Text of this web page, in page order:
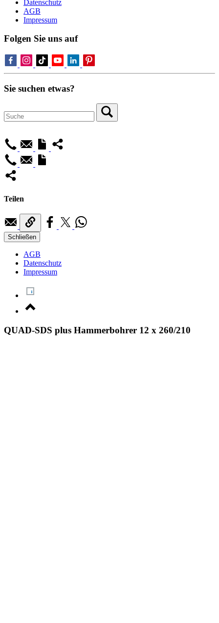
Datenschutz
AGB
Impressum
Folgen Sie uns auf
Sie suchen etwas?
Teilen
Schließen
AGB
Datenschutz
Impressum
QUAD-SDS plus Hammerbohrer 12 x 260/210